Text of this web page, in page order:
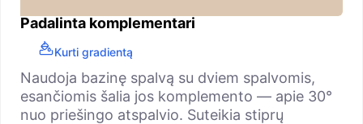
Padalinta komplementari
Kurti gradientą
Naudoja bazinę spalvą su dviem spalvomis,
esančiomis šalia jos komplemento — apie 30°
nuo priešingo atspalvio. Suteikia stiprų